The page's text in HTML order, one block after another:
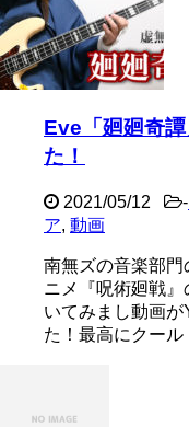
Eve「廻廻奇
た！
2021/05/12 -
ア, 動画
南無ズの音楽部
ニメ『呪術廻戦
いてみまし動画
た！最高にクー